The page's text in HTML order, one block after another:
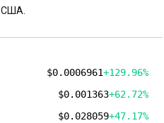
США.
$0.0006961+129.96%
$0.001363+62.72%
$0.028059+47.17%